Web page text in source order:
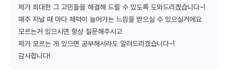
제가 최대한 그 고민들을 해결해 드릴 수 있도록 도와드리곘습니다~!
매주 지날 때 마다 체력이 늘어가는 느낌을 받으실 수 있으실거에요
모르는거 있으시면 항상 질문해주시고
제가 모르는 게 있으면 공부해서라도 알려드리겠습니다~!
감사합니다!